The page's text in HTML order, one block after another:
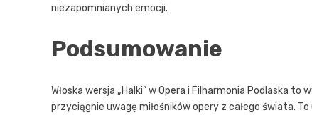
niezapomnianych emocji.
Podsumowanie
Włoska wersja „Halki” w Opera i Filharmonia Podlaska
przyciągnie uwagę miłośników opery z całego świata.